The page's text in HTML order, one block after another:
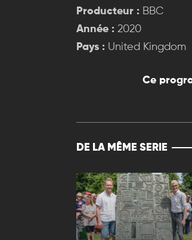
Producteur : BBC
Année : 2020
Pays : United Kingdom
Ce
DE LA MÊME SERIE